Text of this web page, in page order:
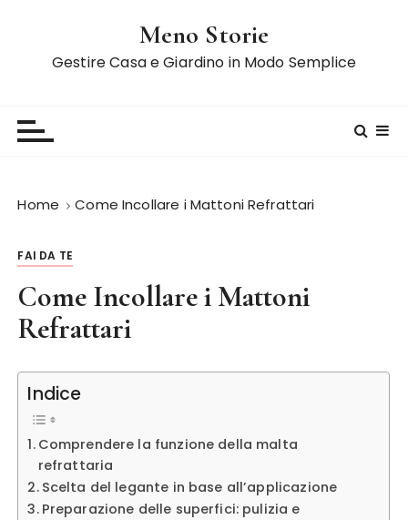
Meno Storie
Gestire Casa e Giardino in Modo Semplice
Home Come Incollare i Mattoni Refrattari
FAI DA TE
Come Incollare i Mattoni
Refrattari
Indice
Comprendere la funzione della malta
refrattaria
Scelta del legante in base all’applicazione
Preparazione delle superfici: pulizia e